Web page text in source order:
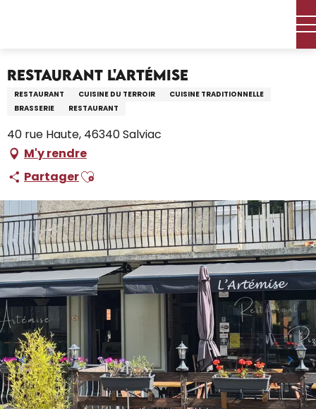
Restaurant L'Artémise
RESTAURANT CUISINE DU TERROIR
CUISINE TRADITIONNELLE
BRASSERIE
RESTAURANT
40 rue Haute, 46340 Salviac
M'y rendre
PartagerAjouter aux favoris